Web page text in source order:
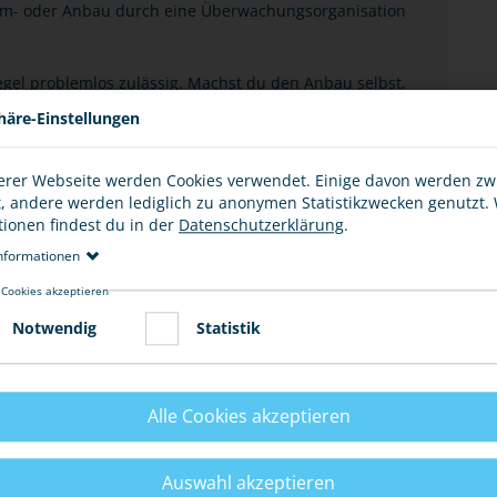
oder Anbau durch eine Überwachungsorganisation
problemlos zulässig. Machst du den Anbau selbst,
Besser ist, einen Fachkundigen oder eine
zu beauftragen.
EINER "FRISIERTEN" MASCHINE FAHRE?
Einstellungen
Webseite werden Cookies verwendet. Einige davon werden
andere werden lediglich zu anonymen Statistikzwecken genutzt.
findest du in der Datenschutzerklärung.
akzeptieren
Notwendig Statistik
Alle Cookies akzeptieren
Auswahl akzeptieren